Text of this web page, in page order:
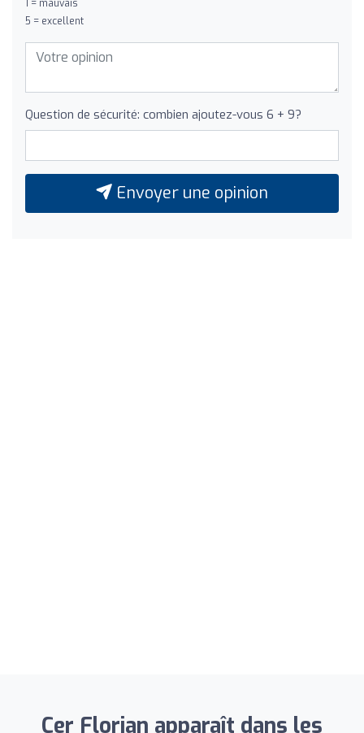
1 = mauvais
5 = excellent
Question de sécurité: combien ajoutez-vous 6 + 9?
Envoyer une opinion
Cer Florian apparaît dans les